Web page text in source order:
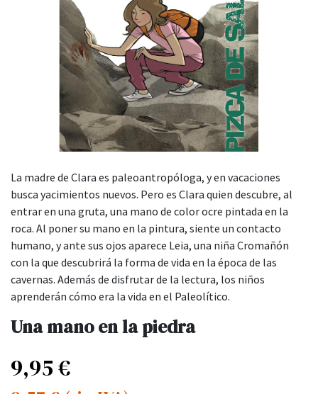
La madre de Clara es paleoantropóloga, y en vacaciones
busca yacimientos nuevos. Pero es Clara quien descubre, al
entrar en una gruta, una mano de color ocre pintada en la
roca. Al poner su mano en la pintura, siente un contacto
humano, y ante sus ojos aparece Leia, una niña Cromañón
con la que descubrirá la forma de vida en la época de las
cavernas. Además de disfrutar de la lectura, los niños
aprenderán cómo era la vida en el Paleolítico.
Una mano en la piedra
9,95€